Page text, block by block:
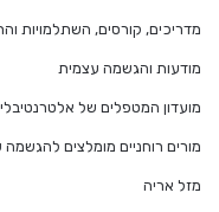
מדריכים, קורסים, השתלמויות
מודעות והגשמה עצמית
מועדון המטפלים של אלטרנטיבלי
מורים רוחניים מומלצים
מזל אריה